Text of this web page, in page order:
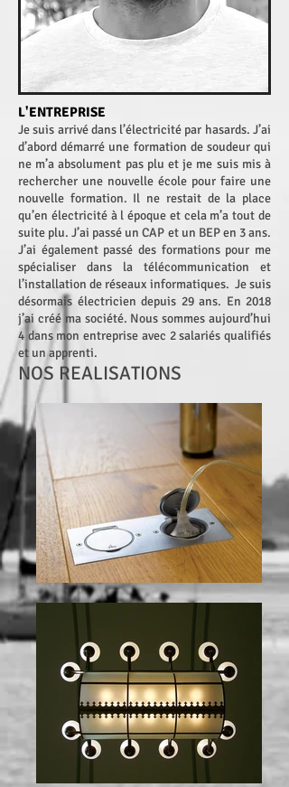
L'ENTREPRISE
Je suis arrivé dans l’électricité par hasards. J’ai
d’abord démarré une formation de soudeur qui
ne m’a absolument pas plu et je me suis mis à
rechercher une nouvelle école pour faire une
nouvelle formation. Il ne restait de la place
qu’en électricité à l époque et cela m’a tout de
suite plu. J’ai passé un CAP et un BEP en 3 ans.
J’ai également passé des formations pour me
spécialiser dans la télécommunication et
l’installation de réseaux informatiques. Je suis
désormais électricien depuis 29 ans. En 2018
j’ai créé ma société. Nous sommes aujourd’hui
4 dans mon entreprise avec 2 salariés qualifiés
et un apprenti.
NOS REALISATIONS